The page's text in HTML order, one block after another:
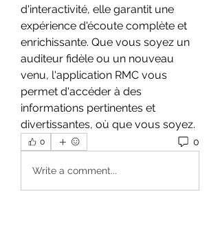
d'interactivité, elle garantit une
expérience d'écoute complète et
enrichissante. Que vous soyez un
auditeur fidèle ou un nouveau
venu, l'application RMC vous
permet d'accéder à des
informations pertinentes et
divertissantes, où que vous soyez.
0 0
Write a comment...